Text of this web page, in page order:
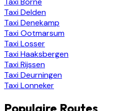
TaxiDelden
TaxiDenekamp
TaxiOotmarsum
TaxiLosser
TaxiHaaksbergen
TaxiRijssen
TaxiDeurningen
TaxiLonneker
Populaire Routes